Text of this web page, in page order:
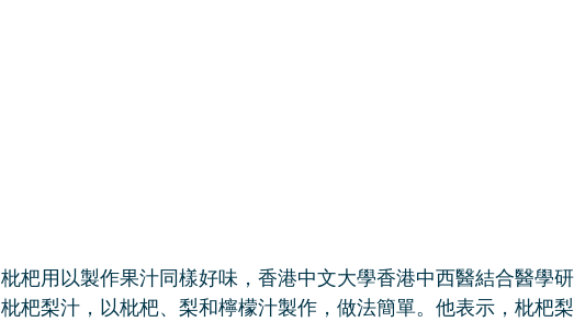
枇杷用以製作果汁同樣好味，香港中文大學香港中西醫結合醫學
枇杷梨汁，以枇杷、梨和檸檬汁製作，做法簡單。他表示，枇杷